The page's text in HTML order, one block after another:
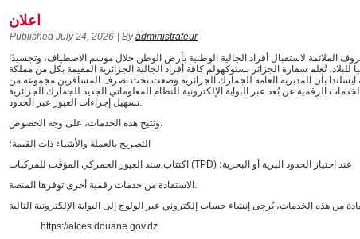
اعلان
Published July 24, 2026 By administrateur
الملائمة لاستقبال أفراد الجالية الوطنية بأرض الوطن خلال موسم الاصطياف، وتجسيدًا
للبلاد، تُعلم سفارة الجزائر بستوكهولم كافة أفراد الجالية الجزائرية المقيمة بكل من مملكة
آيسلندا بأن المديرية العامة للجمارك الجزائرية وضعت تحت تصرف المسافرين مجموعة من
الخدمات الرقمية عن بُعد عبر البوابة الإلكترونية للنظام المعلوماتي الجديد للجمارك الجزائرية (ALCES)، وذلك قصد
تسهيل إجراءات العبور عبر الحدود.
وتتيح هذه الخدمات، على وجه الخصوص:
التصريح بالعملة والأشياء ذات القيمة؛
اكتتاب سند العبور الجمركي المؤقت للمركبات (TPD) عند اجتياز الحدود البرية أو البحرية؛
الاستفادة من خدمات رقمية أخرى توفرها المنصة.
https://alces.douane.gov.dz